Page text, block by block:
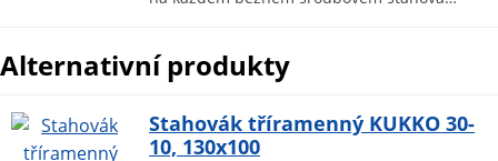
Alternativní produkty
Stahovák tříramenný KUKKO 30-
10, 130x100